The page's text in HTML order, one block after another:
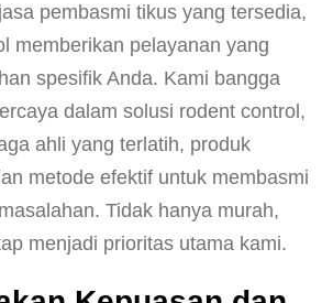
pembasmi tikus yang tersedia,
memberikan pelayanan yang
spesifik Anda. Kami bangga
dalam solusi rodent control,
ahli yang terlatih, produk
metode efektif untuk membasmi
Tidak hanya murah,
menjadi prioritas utama kami.